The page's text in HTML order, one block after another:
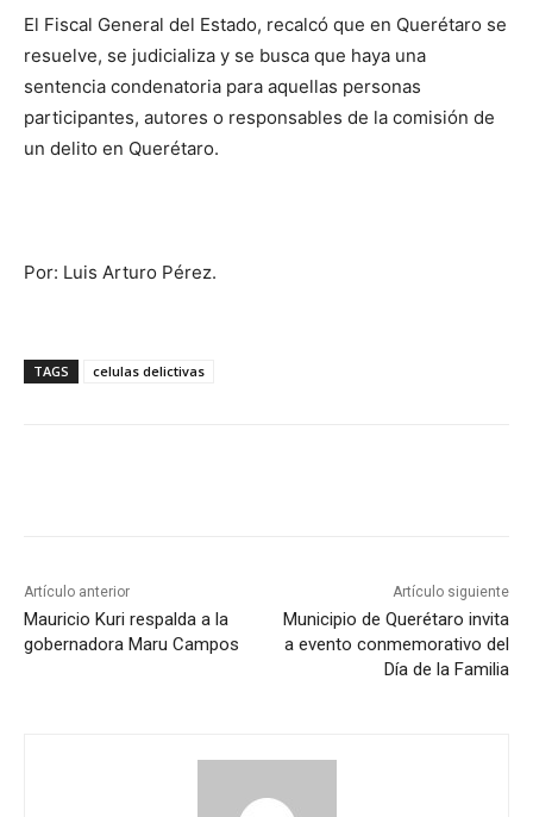
El Fiscal General del Estado, recalcó que en Querétaro se
resuelve, se judicializa y se busca que haya una
sentencia condenatoria para aquellas personas
participantes, autores o responsables de la comisión de
un delito en Querétaro.
Por: Luis Arturo Pérez.
TAGS celulas delictivas
Artículo anterior
Mauricio Kuri respalda a la
gobernadora Maru Campos
Artículo siguiente
Municipio de Querétaro invita
a evento conmemorativo del
Día de la Familia